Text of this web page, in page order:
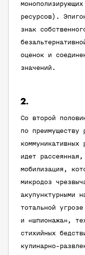
ресурсов).
знак
оценок и
значений.
2.
Со второй
по преимуществу
идет
мобилизация,
микродоз
акупунктурными
тотальной
и «шпионажа»,
стихийных
кулинарно-